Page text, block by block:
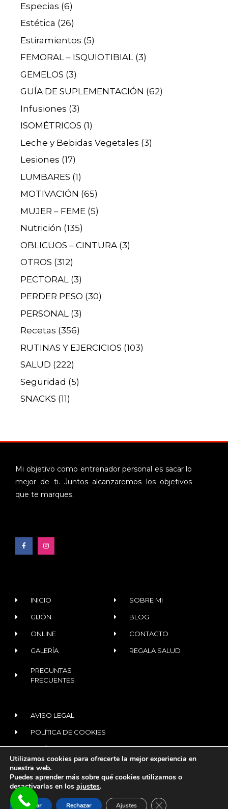
Especias (6)
Estética (26)
Estiramientos (5)
FEMORAL – ISQUIOTIBIAL (3)
GEMELOS (3)
GUÍA DE SUPLEMENTACIÓN (62)
Infusiones (3)
ISOMÉTRICOS (1)
Leche y Bebidas Vegetales (3)
Lesiones (17)
LUMBARES (1)
MOTIVACIÓN (65)
MUJER – FEME (5)
Nutrición (135)
OBLICUOS – CINTURA (3)
OTROS (312)
PECTORAL (3)
PERDER PESO (30)
PERSONAL (3)
Recetas (356)
RUTINAS Y EJERCICIOS (103)
SALUD (222)
Seguridad (5)
SNACKS (11)
Mi objetivo como entrenador personal es sacar lo
mejor de ti. Juntos alcanzaremos los objetivos
que te marques.
INICIO
GIJÓN
ONLINE
GALERÍA
PREGUNTAS
FRECUENTES
SOBRE MI
BLOG
CONTACTO
REGALA SALUD
AVISO LEGAL
POLÍTICA DE COOKIES
POLÍTICA DE PRIVACIDAD
© 2020 ALL RIGHTS RESERVED​
Diseñado con
asesoro
Utilizamos cookies para ofrecerte la mejor experiencia en
nuestra web.
Puedes aprender más sobre qué cookies utilizamos o
desactivarlas en los ajustes.
Aceptar Rechazar Ajustes CERRAR EL